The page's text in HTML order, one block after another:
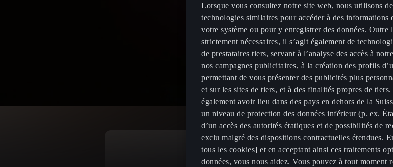
Lorsque vous consultez notre site web, nous utilisons
technologies similaires pour accéder à des informations
votre système ou pour y enregistrer des données. Outre
strictement nécessaires, il s’agit également de
de prestataires tiers, servant à l’analyse des accès à
nos campagnes publicitaires, à la création des profils
permettant de vous présenter des publicités plus
et sur les sites de tiers, et à des finalités propres de
également avoir lieu dans des pays en dehors de la
un niveau de protection des données inférieur (p. ex.
d’un accès des autorités étatiques et de possibilités de
exclu malgré des dispositions contractuelles étendues.
tous les cookies] et en acceptant ainsi ces traitements
données, vous nous aidez. Vous pouvez à tout moment